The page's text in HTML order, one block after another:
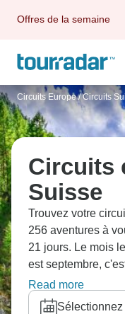
Offres de la semaine
Circuits Europe / Circuits
Circuits
Suisse
Trouvez votre
256 aventures à
21 jours. Le mois
est septembre,
plus grand nombre
Read more